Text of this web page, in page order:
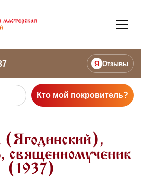
Я Отзывы
Кто мой покровитель?
(Ягодинский),
священномученик
(1937)